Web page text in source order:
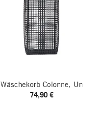
Wäschekorb Colonne, Un
74,90 €